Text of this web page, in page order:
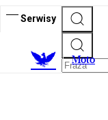
Serwisy
Moto